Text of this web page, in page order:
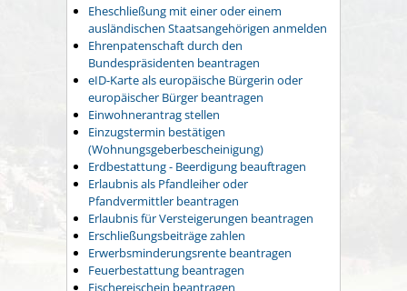
Eheschließung mit einer oder einem
ausländischen Staatsangehörigen anmelden
Ehrenpatenschaft durch den
Bundespräsidenten beantragen
eID-Karte als europäische Bürgerin oder
europäischer Bürger beantragen
Einwohnerantrag stellen
Einzugstermin bestätigen
(Wohnungsgeberbescheinigung)
Erdbestattung - Beerdigung beauftragen
Erlaubnis als Pfandleiher oder
Pfandvermittler beantragen
Erlaubnis für Versteigerungen beantragen
Erschließungsbeiträge zahlen
Erwerbsminderungsrente beantragen
Feuerbestattung beantragen
Fischereischein beantragen